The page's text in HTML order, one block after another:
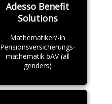
Adesso Benefit
Solutions
Mathematiker/-in
Pensionsversicherungs-
mathematik bAV (all
genders)